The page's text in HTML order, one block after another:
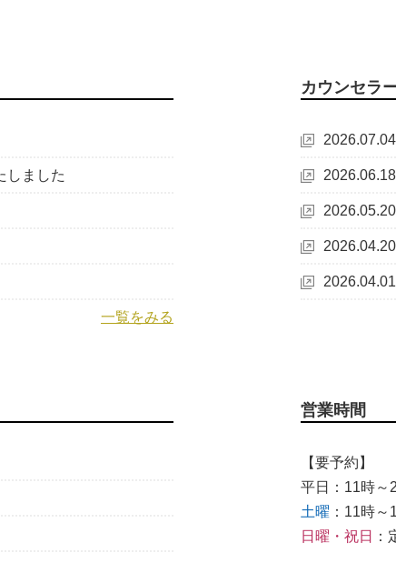
しました
一覧をみる
カウンセラ
2026.07.04
2026.06.18
2026.05.20
2026.04.20
2026.04.01
営業時間
【要予約】
平日：11時～
土曜 ：11時～
日曜・祝日
：